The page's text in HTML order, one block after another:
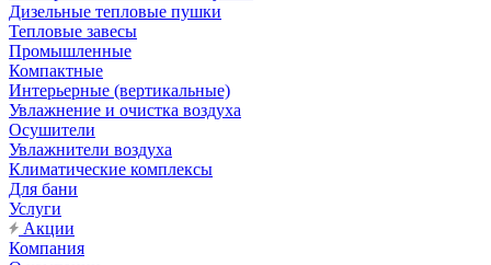
Дизельные тепловые пушки
Тепловые завесы
Промышленные
Компактные
Интерьерные (вертикальные)
Увлажнение и очистка воздуха
Осушители
Увлажнители воздуха
Климатические комплексы
Для бани
Услуги
Акции
Компания